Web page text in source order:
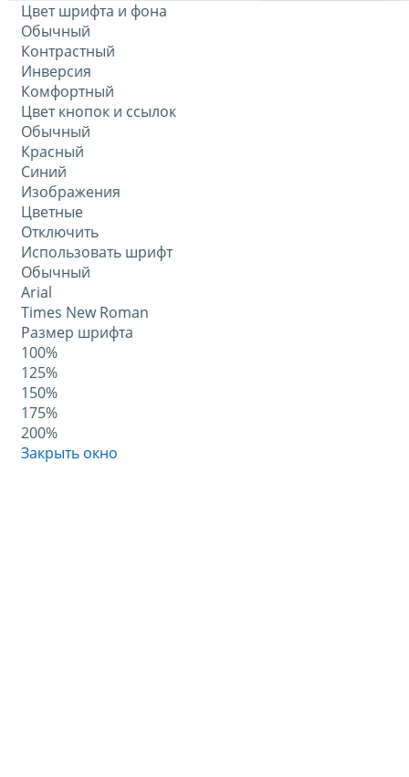
Цвет шрифта и фона
Обычный
Контрастный
Инверсия
Комфортный
Цвет кнопок и ссылок
Обычный
Красный
Синий
Изображения
Цветные
Отключить
Использовать шрифт
Обычный
Arial
Times New Roman
Размер шрифта
100%
125%
150%
175%
200%
Закрыть окно